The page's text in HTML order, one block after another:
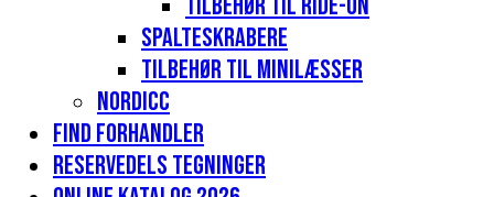
Spalteskrabere
Tilbehør til minilæsser
Nordicc
Find forhandler
Reservedels tegninger